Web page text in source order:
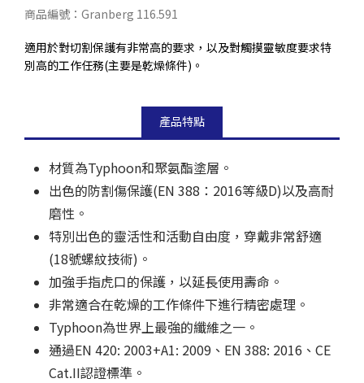
商品編號：Granberg 116.591
適用於對切割保護有非常高的要求，以及對觸摸靈敏度要求特
別高的工作任務(主要是乾燥條件)。
產品特點
材質為Typhoon和聚氨酯塗層。
出色的防割傷保護(EN 388：2016等級D)以及高耐
磨性。
特別出色的靈活性和活動自由度，穿戴非常舒適
(18號螺紋技術)。
加強手指虎口的保護，以延長使用壽命。
非常適合在乾燥的工作條件下進行精密處理。
Typhoon為世界上最強的纖維之一。
通過EN 420: 2003+A1: 2009、EN 388: 2016、CE
Cat.II認證標準。